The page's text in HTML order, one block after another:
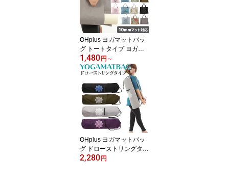
収納 マット ヨガマット
OHplus ヨガマットバッ
グ トートタイプ ヨガバ
ッグ ケース 大容量 ヨガ
バック ジム 大容量 スポ
ーツバッグ 可愛い かわ
いい 収納 ヨガマット ケ
ース バッグ ヨガグッズ
バック ヨガ ショルダー
1,480 円 ～
OHplus ヨガマットバッ
グ ドローストリングタイ
プ L70cmxD16cm ヨガマ
2,280 円